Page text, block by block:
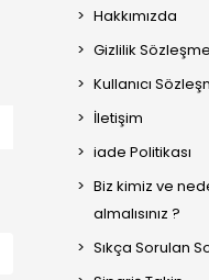
Hakkımızda
Gizlilik
Kullanıcı
İletişim
iade Politikası
Biz kimiz ve
almalısınız ?
Sıkça Sorulan